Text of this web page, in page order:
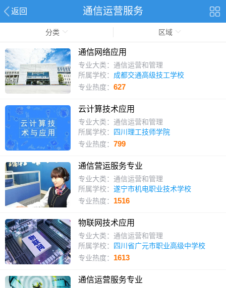
返回 通信运营服务
分类 区域
通信网络应用
专业大类：通信运营和管理
所属学校： 成都交通高级技工学校
专业热度： 627
云计算技术应用
专业大类：通信运营和管理
所属学校：
四川理工技师学院
专业热度： 799
通信营运服务专业
专业大类：通信运营和管理
所属学校： 遂宁市机电职业技术学校
专业热度： 1516
物联网技术应用
专业大类：通信运营和管理
所属学校：
四川省广元市职业高级中学校
专业热度： 1613
通信运营服务专业